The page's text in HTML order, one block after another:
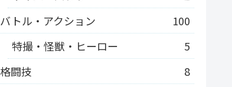
バトル・アクション
100
特撮・怪獣・ヒーロー
5
格闘技
8